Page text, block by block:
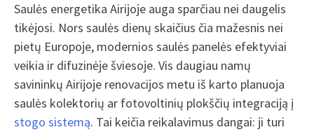
Saulės energetika Airijoje auga sparčiau nei daugelis
tikėjosi. Nors saulės dienų skaičius čia mažesnis nei
pietų Europoje, modernios saulės panelės efektyviai
veikia ir difuzinėje šviesoje. Vis daugiau namų
savininkų Airijoje renovacijos metu iš karto planuoja
saulės kolektorių ar fotovoltinių plokščių integraciją į
stogo sistemą. Tai keičia reikalavimus dangai: ji turi